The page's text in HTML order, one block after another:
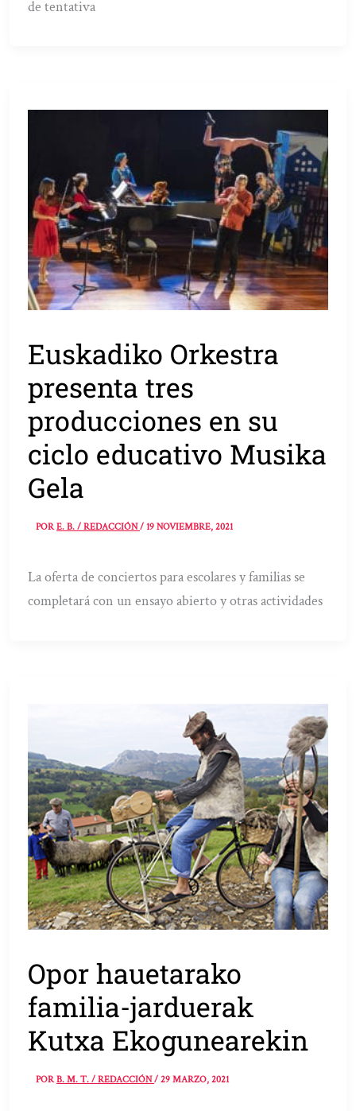
de tentativa
Euskadiko Orkestra
presenta tres
producciones en su
ciclo educativo Musika
Gela
PORE. B. / REDACCIÓN/19 NOVIEMBRE, 2021
La oferta de conciertos para escolares y familias se
completará con un ensayo abierto y otras actividades
Opor hauetarako
familia-jarduerak
Kutxa Ekogunearekin
PORB. M. T. / REDACCIÓN/29 MARZO, 2021